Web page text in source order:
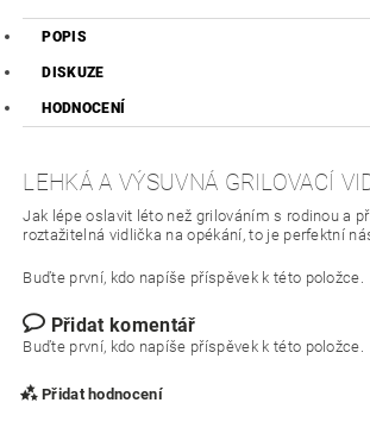
POPIS
DISKUZE
HODNOCENÍ
LEHKÁ A VÝSUVNÁ GRILOVACÍ
Jak lépe oslavit léto než grilováním s rodinou a
roztažitelná vidlička na opékání, to je perfektní
Buďte první, kdo napíše příspěvek k této položce.
Přidat komentář
Buďte první, kdo napíše příspěvek k této položce.
Přidat hodnocení